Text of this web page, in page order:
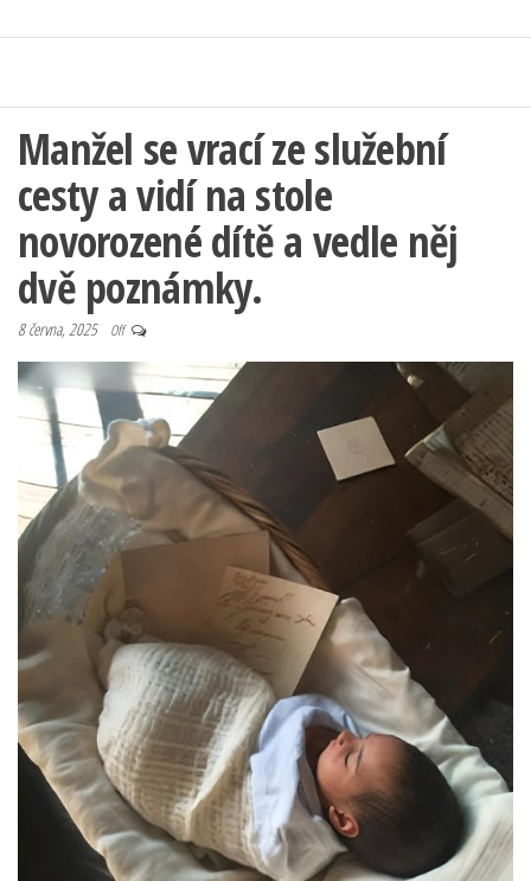
Manžel se vrací ze služební
cesty a vidí na stole
novorozené dítě a vedle něj
dvě poznámky.
8 června, 2025 Off